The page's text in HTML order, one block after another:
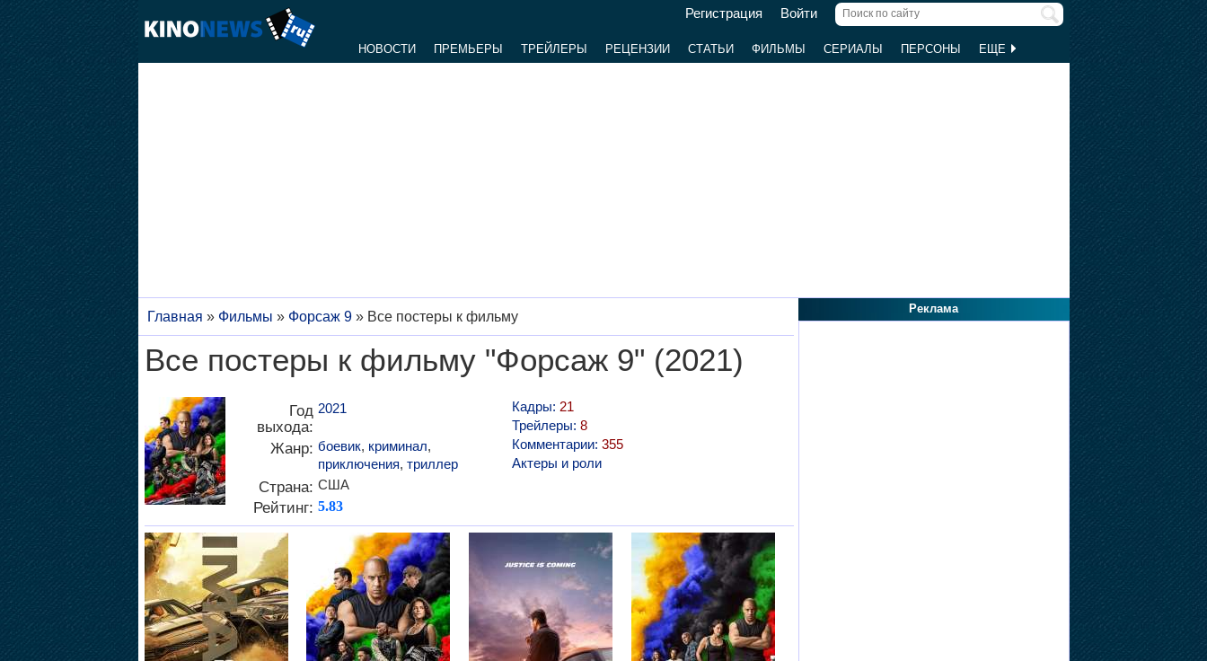
Регистрация Войти
НОВОСТИ ПРЕМЬЕРЫ ТРЕЙЛЕРЫ РЕЦЕНЗИИ СТАТЬИ ФИЛЬМЫ СЕРИАЛЫ ПЕРСОНЫ ЕЩЕ
Главная » Фильмы » Форсаж 9» Все постеры к фильму
Все постеры к фильму "Форсаж 9" (2021)
Год
выхода:
2021
Жанр: боевик, криминал,
приключения, триллер
Страна: США
Рейтинг: 5.83
Кадры: 21
Трейлеры: 8
Комментарии: 355
Актеры и роли
Реклама